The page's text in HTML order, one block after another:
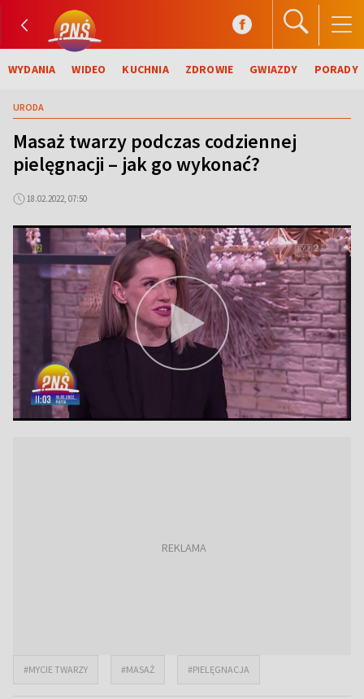
WYDANIA WIDEO KUCHNIA ZDROWIE GWIAZDY PORADY
URODA
Masaż twarzy podczas codziennej
pielęgnacji – jak go wykonać?
18.02.2022, 07:50
#MYCIE TWARZY #MASAŻ #PIELĘGNACJA